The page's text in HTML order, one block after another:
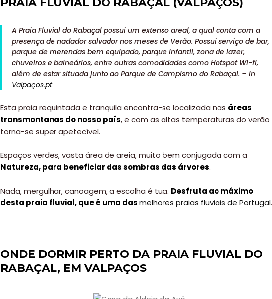
PRAIA FLUVIAL DO RABAÇAL (VALPAÇOS)
A Praia Fluvial do Rabaçal possui um extenso areal, a qual conta com a
presença de nadador salvador nos meses de Verão. Possui serviço de bar,
parque de merendas bem equipado, parque infantil, zona de lazer,
chuveiros e balneários, entre outras comodidades como Hotspot Wi-fi,
além de estar situada junto ao Parque de Campismo do Rabaçal. – in
Valpaços.pt
Esta praia requintada e tranquila encontra-se localizada nas áreas
transmontanas do nosso país, e com as altas temperaturas do verão
torna-se super apetecível.
Espaços verdes, vasta área de areia, muito bem conjugada com a
Natureza, para beneficiar das sombras das árvores.
Nada, mergulhar, canoagem, a escolha é tua. Desfruta ao máximo
desta praia fluvial, que é uma dasmelhores praias fluviais de Portugal.
ONDE DORMIR PERTO DA PRAIA FLUVIAL DO
RABAÇAL, EM VALPAÇOS